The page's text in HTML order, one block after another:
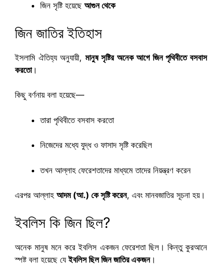
জিন সৃষ্টি হয়েছে আগুন থেকে
জিন জাতির ইতিহাস
ইসলামি ঐতিহ্য অনুযায়ী, মানুষ সৃষ্টির অনেক আগে জিন পৃথিবীতে বসবাস
করতো।
কিছু বর্ণনায় বলা হয়েছে—
তারা পৃথিবীতে বসবাস করতো
নিজেদের মধ্যে যুদ্ধ ও ফাসাদ সৃষ্টি করেছিল
তখন আল্লাহ ফেরেশতাদের মাধ্যমে তাদের নিয়ন্ত্রণ করেন
এরপর আল্লাহ আদম (আ.) কে সৃষ্টি করেন, এবং মানবজাতির সূচনা হয়।
ইবলিস কি জিন ছিল?
অনেক মানুষ মনে করে ইবলিস একজন ফেরেশতা ছিল। কিন্তু কুরআনে
স্পষ্ট বলা হয়েছে যেইবলিস ছিল জিন জাতির একজন।